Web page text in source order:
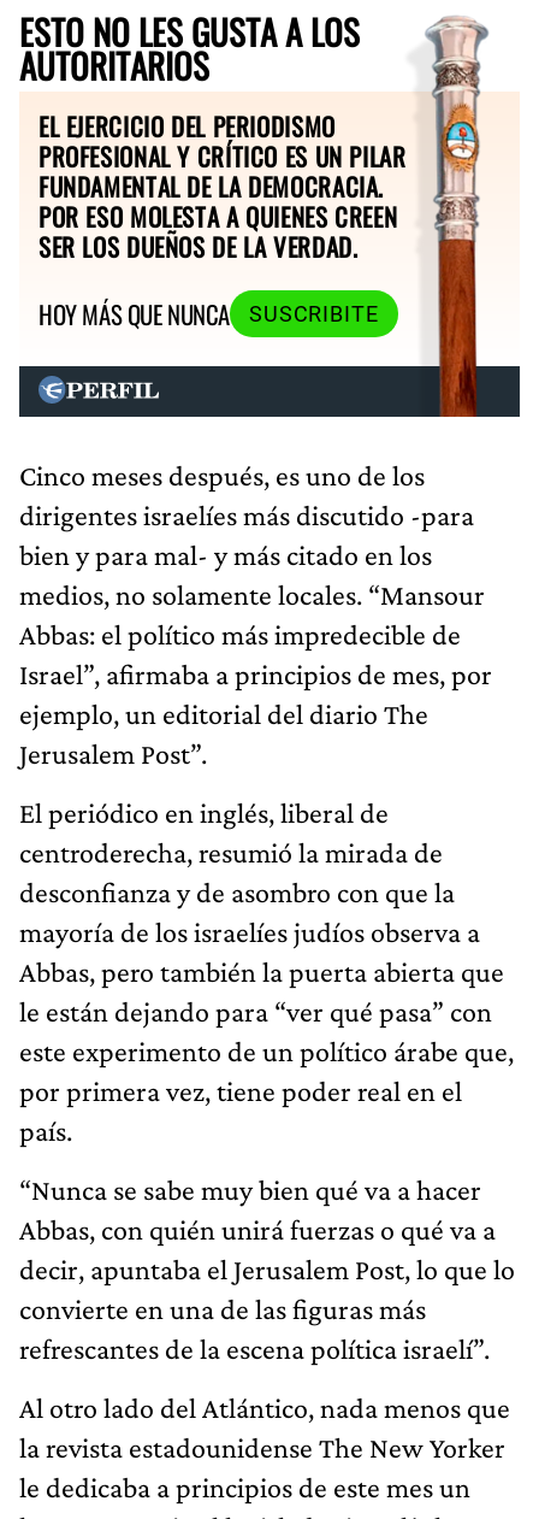
ESTO NO LES GUSTA A LOS
AUTORITARIOS
EL EJERCICIO DEL PERIODISMO
PROFESIONAL Y CRÍTICO ES UN PILAR
FUNDAMENTAL DE LA DEMOCRACIA.
POR ESO MOLESTA A QUIENES CREEN
SER LOS DUEÑOS DE LA VERDAD.
HOY MÁS QUE NUNCA
SUSCRIBITE
Cinco meses después, es uno de los
dirigentes israelíes más discutido -para
bien y para mal- y más citado en los
medios, no solamente locales. “Mansour
Abbas: el político más impredecible de
Israel”, afirmaba a principios de mes, por
ejemplo, un editorial del diario The
Jerusalem Post”.
El periódico en inglés, liberal de
centroderecha, resumió la mirada de
desconfianza y de asombro con que la
mayoría de los israelíes judíos observa a
Abbas, pero también la puerta abierta que
le están dejando para “ver qué pasa” con
este experimento de un político árabe que,
por primera vez, tiene poder real en el
país.
“Nunca se sabe muy bien qué va a hacer
Abbas, con quién unirá fuerzas o qué va a
decir, apuntaba el Jerusalem Post, lo que lo
convierte en una de las figuras más
refrescantes de la escena política israelí”.
Al otro lado del Atlántico, nada menos que
la revista estadounidense The New Yorker
le dedicaba a principios de este mes un